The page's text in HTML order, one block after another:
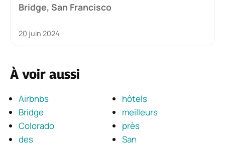
Bridge, San Francisco
20 juin 2024
À voir aussi
Airbnbs
Bridge
Colorado
des
hôtels
meilleurs
près
San